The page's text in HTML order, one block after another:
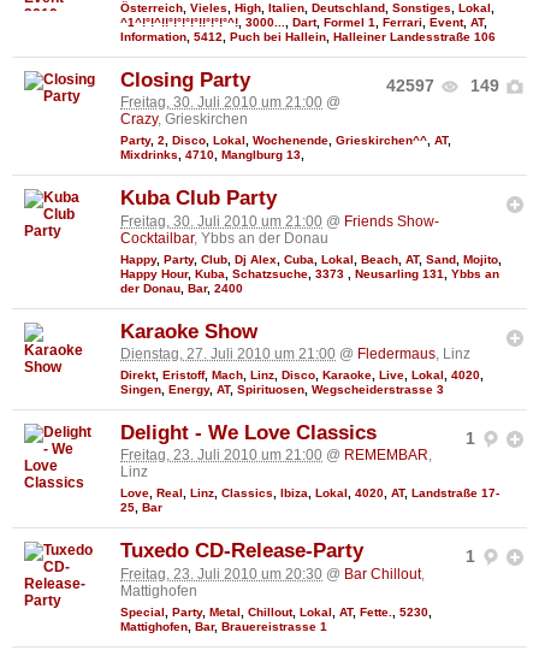
Österreich Vieles High Italien Deutschland Sonstiges Lokal
^1^!°!^!!°!°!°!°!!°!°!°^! 3000... Dart, Formel 1 Ferrari Event, AT,
Information 5412 Puch bei Hallein Halleiner Landesstraße 106
42597 149
Closing Party
Freitag, 30. Juli 2010 um 21:00 @
Crazy, Grieskirchen
Party, 2, Disco, Lokal , Wochenende, Grieskirchen^^, AT,
Mixdrinks, 4710, Manglburg 13,
Kuba Club Party
Freitag, 30. Juli 2010 um 21:00 @ Friends Show-
Cocktailbar, Ybbs an der Donau
Happy, Party, Club Dj Alex Cuba Lokal Beach AT, Sand Mojito
Happy Hour, Kuba Schatzsuche 3373 Neusarling 131
Ybbs an
der Donau Bar, 2400
Karaoke Show
Dienstag, 27. Juli 2010 um 21:00 @ Fledermaus, Linz
Direkt, Eristoff, Mach Linz Disco Karaoke Live Lokal 4020
Singen Energy, AT, Spirituosen Wegscheiderstrasse 3
1
Delight - We Love Classics
Freitag, 23. Juli 2010 um 21:00 @ REMEMBAR,
Linz
Love, Real , Linz, Classics, Ibiza, Lokal , 4020, AT, Landstraße 17-
25, Bar
1
Tuxedo CD-Release-Party
Freitag, 23. Juli 2010 um 20:30 @ Bar Chillout,
Mattighofen
Special Party, Metal Chillout, Lokal AT, Fette. 5230
Mattighofen Bar, Brauereistrasse 1